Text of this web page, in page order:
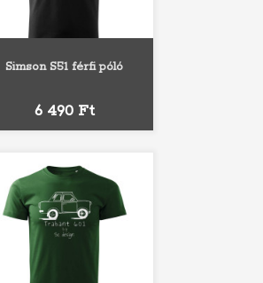
Simson S51 férfi póló
Ár
6 490 Ft